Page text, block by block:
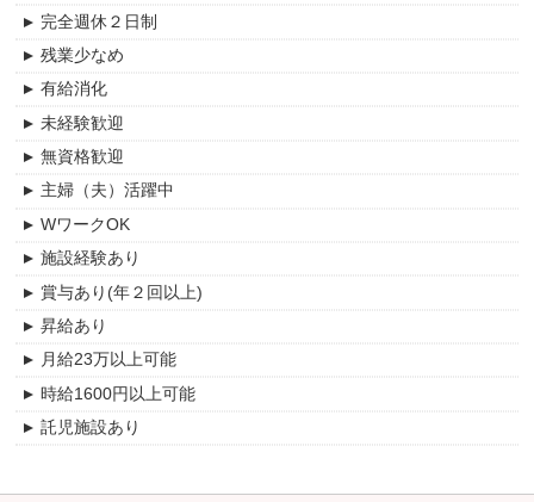
社会福祉士
介護職
介護支援専門員
看護師
准看護師
保健師
相談支援専門員
生活相談員
歯科衛生士
その他
グループホーム
サービス付き高齢者向け住宅
住居型有料老人ホーム
ショートステイ
看護小規模多機能型居宅介護
小規模多機能ホーム
ケアプランセンター
児童発達支援
放課後等デイサービス
整骨院
居宅介護支援
ケアハウス
就労支援B型施設
完全週休２日制
残業少なめ
有給消化
未経験歓迎
無資格歓迎
主婦（夫）活躍中
WワークOK
施設経験あり
賞与あり(年２回以上)
昇給あり
月給23万以上可能
時給1600円以上可能
託児施設あり
資格取得支援あり